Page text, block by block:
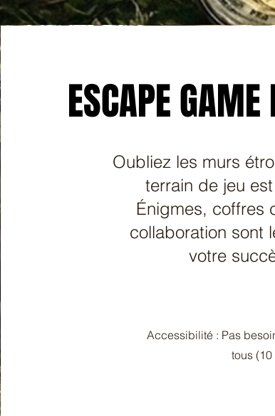
ESCAPE GAME
ESCAPE GAME
Oubliez les murs
terrain de jeu
Énigmes, coffres
collaboration sont
votre
Accessibilité : Pas
tous